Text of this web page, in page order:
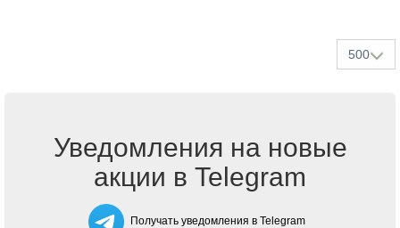
500
Уведомления на новые
акции в Telegram
Получать уведомления в Telegram